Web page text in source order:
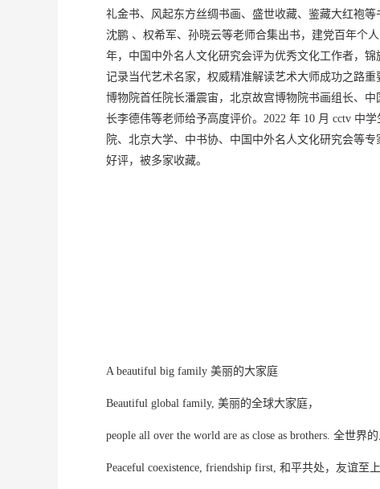
礼金书、风起东方丝绸书画、盛世收藏、鉴藏大红袍
沈鹏 、权希军、孙晓云等老师合集出书，建党百年个
年，中国中外名人文化研究会评为优秀文化工作者，
记录当代艺术名家，权威精准解读艺术大师成功之路
博物院首任院长潘震宙，北京故宫博物院书画组长、
长李德伟等老师给予高度评价。2022 年 10 月 cctv 中
院、北京大学、中书协、中国中外名人文化研究会等
好评，被多家收藏。
A beautiful big family 美丽的大家庭
Beautiful global family, 美丽的全球大家庭，
people all over the world are as close as brothers. 全世界
Peaceful coexistence, friendship first, 和平共处，友谊至上